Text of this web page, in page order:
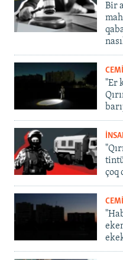
Bir
"Er
çoq